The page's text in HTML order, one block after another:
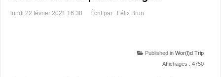
lundi 22 février 2021 16:38 Écrit par : Félix Brun
Published in Wor(l)d Trip
Affichages : 4750